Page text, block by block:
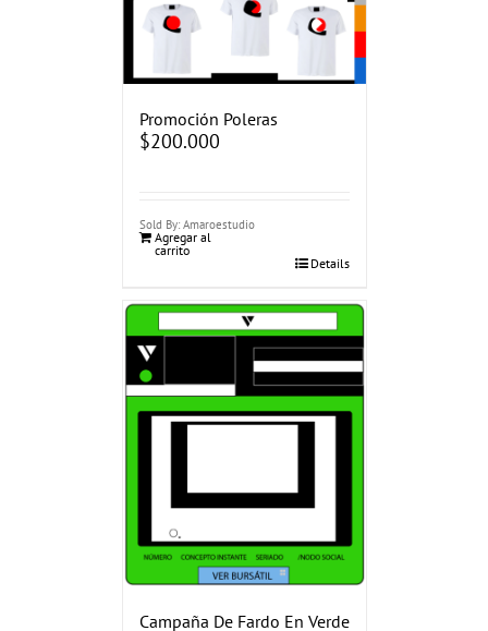
Promoción Poleras
$200.000
Sold By: Amaroestudio
Agregar al
carrito
Details
Campaña De Fardo En Verde